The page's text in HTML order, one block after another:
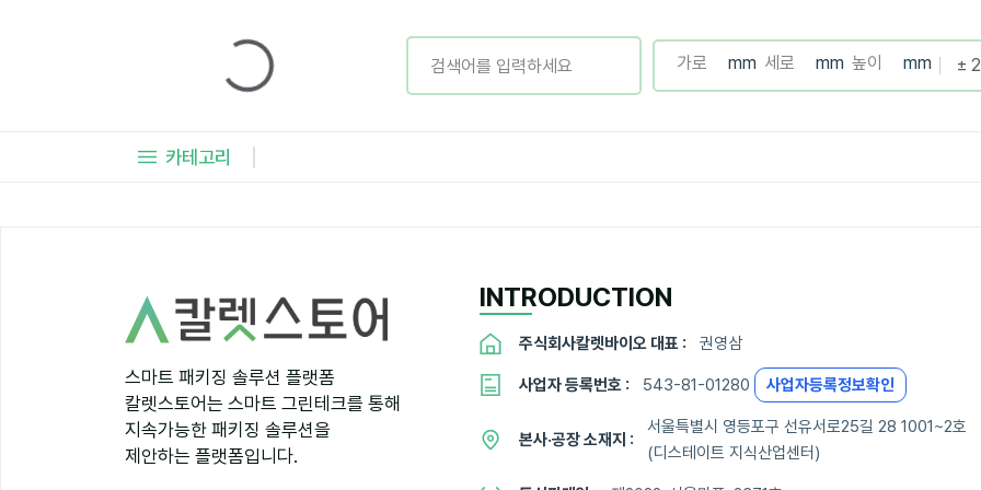
카테고리
스마트 패키징 솔루션 플랫폼
칼렛스토어는 스마트 그린테크를 통해
지속가능한 패키징 솔루션을
제안하는 플랫폼입니다.
INTRODUCTION
주식회사칼렛바이오 대표 : 권영삼
사업자 등록번호 : 543-81-01280 사업자등록정보확인
본사·공장 소재지 :
서울특별시 영등포구 선유서로25길 28 1001~2호
(디스테이트 지식산업센터)